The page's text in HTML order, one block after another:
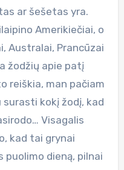
ar šešetas yra.
Amerikiečiai, o
Australai, Prancūzai
žodžių apie patį
reiškia, man pačiam
surasti kokį žodį, kad
Visagalis
kad tai grynai
dieną, pilnai